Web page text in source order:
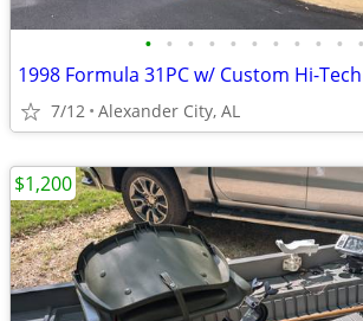
• • • • • • • • • • •
1998 Formula 31PC w/ Custom Hi-
7/12 Alexander City, AL
$1,200